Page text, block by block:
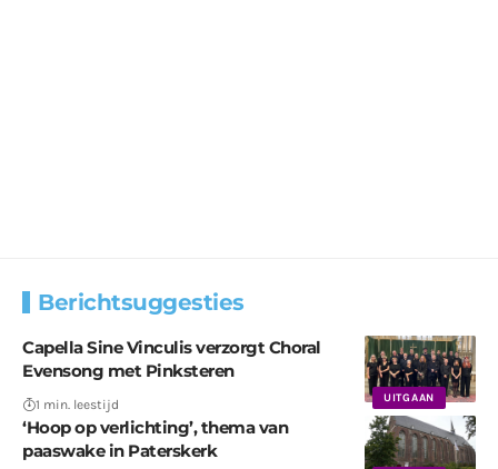
Berichtsuggesties
UITGAAN
Capella Sine Vinculis verzorgt Choral
Evensong met Pinksteren
1 min. leestijd
‘Hoop op verlichting’, thema van
paaswake in Paterskerk